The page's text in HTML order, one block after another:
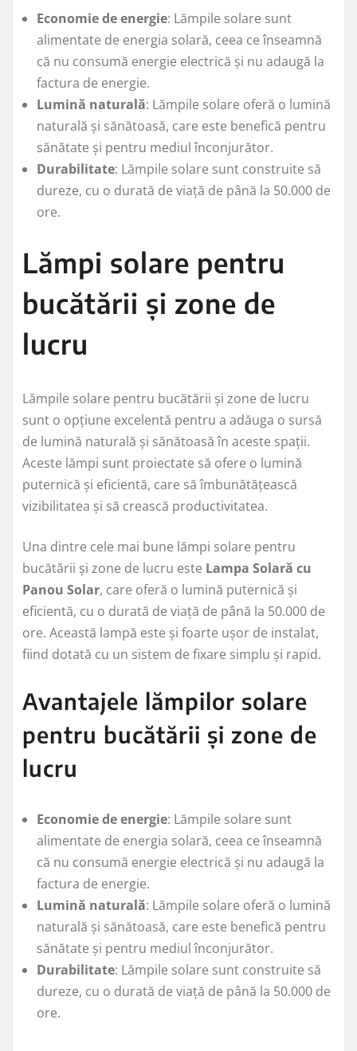
Economie de energie: Lămpile solare sunt
alimentate de energia solară, ceea ce înseamnă
că nu consumă energie electrică și nu adaugă la
factura de energie.
Lumină naturală: Lămpile solare oferă o lumină
naturală și sănătoasă, care este benefică pentru
sănătate și pentru mediul înconjurător.
Durabilitate: Lămpile solare sunt construite să
dureze, cu o durată de viață de până la 50.000 de
ore.
Lămpi solare pentru
bucătării și zone de
lucru
Lămpile solare pentru bucătării și zone de lucru
sunt o opțiune excelentă pentru a adăuga o sursă
de lumină naturală și sănătoasă în aceste spații.
Aceste lămpi sunt proiectate să ofere o lumină
puternică și eficientă, care să îmbunătățească
vizibilitatea și să crească productivitatea.
Una dintre cele mai bune lămpi solare pentru
bucătării și zone de lucru este Lampa Solară cu
Panou Solar, care oferă o lumină puternică și
eficientă, cu o durată de viață de până la 50.000 de
ore. Această lampă este și foarte ușor de instalat,
fiind dotată cu un sistem de fixare simplu și rapid.
Avantajele lămpilor solare
pentru bucătării și zone de
lucru
Economie de energie: Lămpile solare sunt
alimentate de energia solară, ceea ce înseamnă
că nu consumă energie electrică și nu adaugă la
factura de energie.
Lumină naturală: Lămpile solare oferă o lumină
naturală și sănătoasă, care este benefică pentru
sănătate și pentru mediul înconjurător.
Durabilitate: Lămpile solare sunt construite să
dureze, cu o durată de viață de până la 50.000 de
ore.